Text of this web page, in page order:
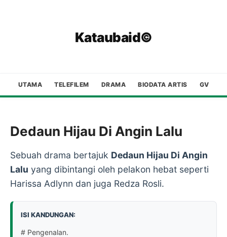
Kataubaid©
UTAMA TELEFILEM DRAMA BIODATA ARTIS GV
Dedaun Hijau Di Angin Lalu
Sebuah drama bertajuk Dedaun Hijau Di Angin
Lalu yang dibintangi oleh pelakon hebat seperti
Harissa Adlynn dan juga Redza Rosli.
ISI KANDUNGAN:
# Pengenalan.